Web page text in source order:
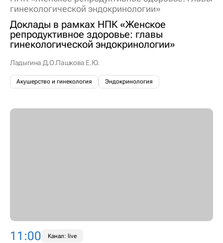
гинекологической эндокринологии»
Доклады в рамках НПК «Женское
репродуктивное здоровье: главы
гинекологической эндокринологии»
Ладыгина Д.О.Пашкова Е.Ю.
Акушерство и гинекология Эндокринология
11:00 Канал: live